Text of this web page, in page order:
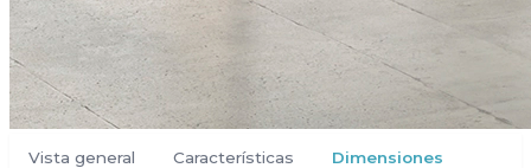
Vista general Características Dimensiones